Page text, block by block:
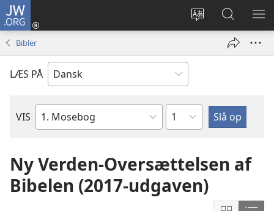
JW.ORG
Vælg
Log
på
vindue)
Søg
på
JW.ORG
VIS
Bibler
LÆS PÅ
VIS
Bibelbog
Kapitel
Ny Verden-Oversættelsen af
Bibelen (2017-udgaven)